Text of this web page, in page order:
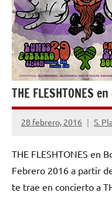
THE FLESHTONES
28 febrero, 2016 S.
1
THE FLESHTONES en
Febrero 2016 a partir
te trae en concierto a